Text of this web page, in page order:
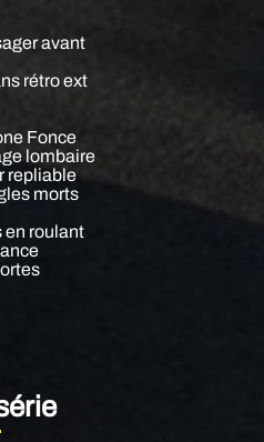
avant
rétro ext
Fonce
lombaire
repliable
morts
en roulant